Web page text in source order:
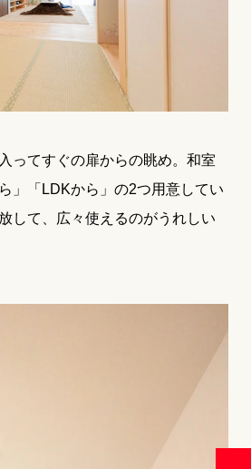
ってすぐの扉からの眺め。和室
」「LDKから」の2つ用意してい
して、広々使えるのがうれしい